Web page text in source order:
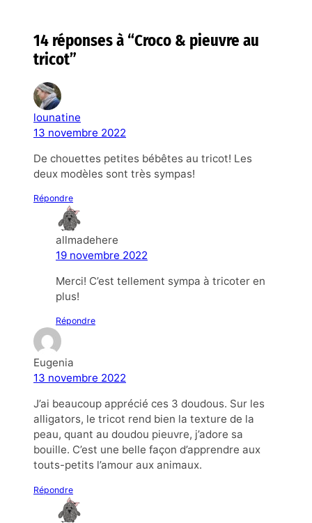
14 réponses à “Croco & pieuvre au
tricot”
lounatine
13 novembre 2022
De chouettes petites bébêtes au tricot! Les
deux modèles sont très sympas!
Répondre
allmadehere
19 novembre 2022
Merci! C’est tellement sympa à tricoter en
plus!
Répondre
Eugenia
13 novembre 2022
J’ai beaucoup apprécié ces 3 doudous. Sur les
alligators, le tricot rend bien la texture de la
peau, quant au doudou pieuvre, j’adore sa
bouille. C’est une belle façon d’apprendre aux
touts-petits l’amour aux animaux.
Répondre